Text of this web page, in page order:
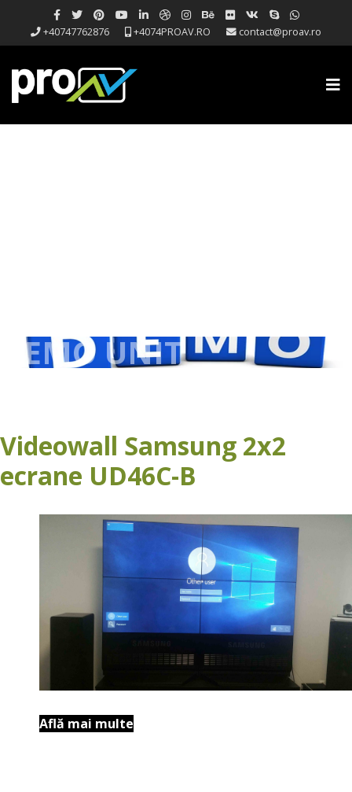
+40747762876 +4074PROAV.RO contact@proav.ro
DEMO UNIT
Videowall Samsung 2x2
ecrane UD46C-B
Află mai multe